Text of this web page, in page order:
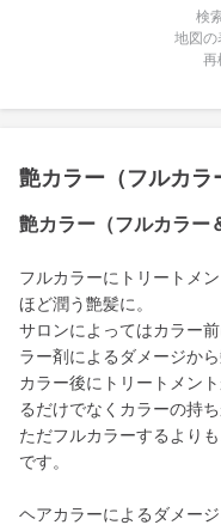
検
地図の
再
艶カラー（フルカラ
艶カラー（フルカラー
フルカラーにトリートメ
ほど潤う艶髪に。
サロンによってはカラー
ラー剤によるダメージか
カラー後にトリートメン
るだけでなくカラーの持
ただフルカラーするより
です。
ヘアカラーによるダメー